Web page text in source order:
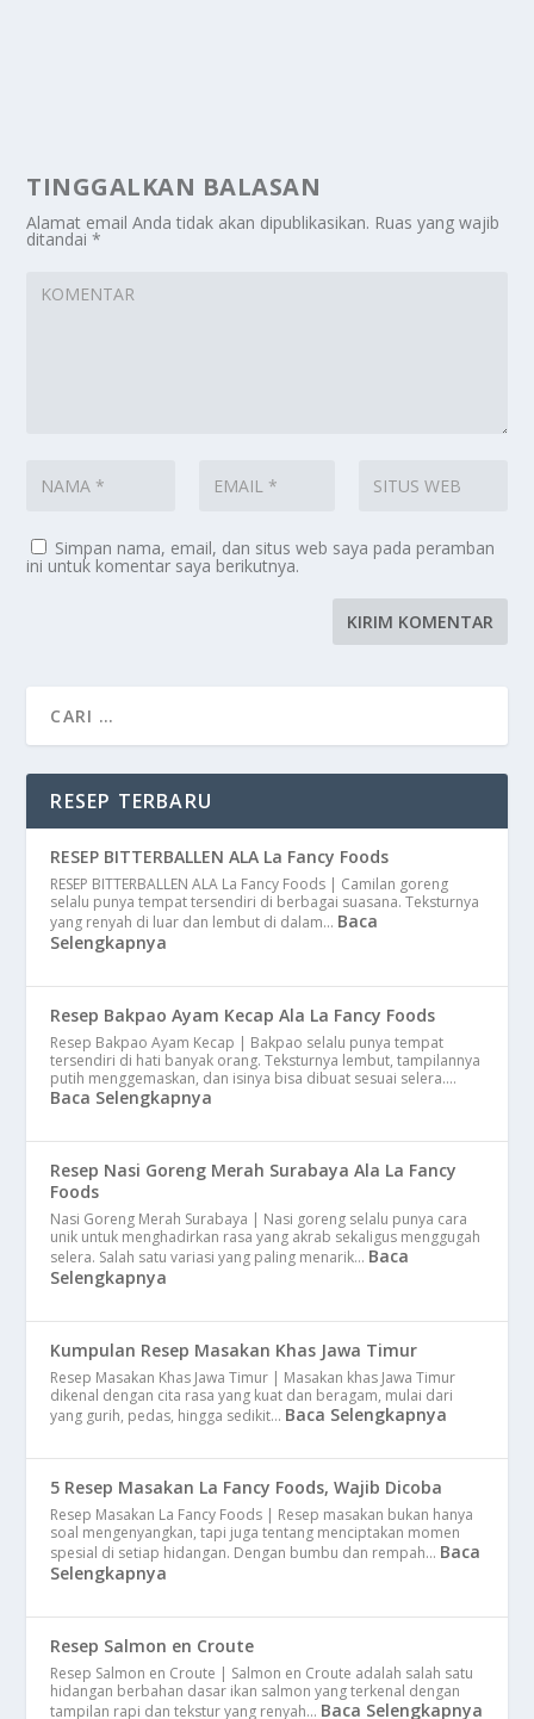
TINGGALKAN BALASAN
Alamat email Anda tidak akan dipublikasikan. Ruas yang wajib
ditandai*
Simpan nama, email, dan situs web saya pada peramban
ini untuk komentar saya berikutnya.
RESEP TERBARU
RESEP BITTERBALLEN ALA La Fancy Foods
RESEP BITTERBALLEN ALA La Fancy Foods | Camilan goreng
selalu punya tempat tersendiri di berbagai suasana. Teksturnya
yang renyah di luar dan lembut di dalam… Baca
Selengkapnya
Resep Bakpao Ayam Kecap Ala La Fancy Foods
Resep Bakpao Ayam Kecap | Bakpao selalu punya tempat
tersendiri di hati banyak orang. Teksturnya lembut, tampilannya
putih menggemaskan, dan isinya bisa dibuat sesuai selera.…
Baca Selengkapnya
Resep Nasi Goreng Merah Surabaya Ala La Fancy
Foods
Nasi Goreng Merah Surabaya | Nasi goreng selalu punya cara
unik untuk menghadirkan rasa yang akrab sekaligus menggugah
selera. Salah satu variasi yang paling menarik… Baca
Selengkapnya
Kumpulan Resep Masakan Khas Jawa Timur
Resep Masakan Khas Jawa Timur | Masakan khas Jawa Timur
dikenal dengan cita rasa yang kuat dan beragam, mulai dari
yang gurih, pedas, hingga sedikit… Baca Selengkapnya
5 Resep Masakan La Fancy Foods, Wajib Dicoba
Resep Masakan La Fancy Foods | Resep masakan bukan hanya
soal mengenyangkan, tapi juga tentang menciptakan momen
spesial di setiap hidangan. Dengan bumbu dan rempah… Baca
Selengkapnya
Resep Salmon en Croute
Resep Salmon en Croute | Salmon en Croute adalah salah satu
hidangan berbahan dasar ikan salmon yang terkenal dengan
tampilan rapi dan tekstur yang renyah… Baca Selengkapnya